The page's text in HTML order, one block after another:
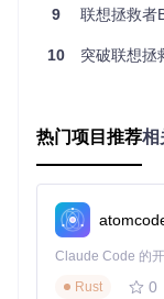
操作效果：解除
验证方法：使用
适用场景：集成显
核心操作 ：调整
操作效果：提升集
验证方法：通过
戏帧率
多系统启动配置
适用场景：
9 联想拯救者
10 突破联想拯救
热门项目推荐相
Rust
0